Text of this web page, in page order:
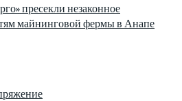
пресекли незаконное
майнинговой фермы в Анапе